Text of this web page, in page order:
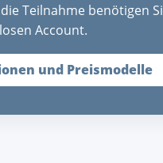
Teilnahme benötigen
Account.
und Preismodelle